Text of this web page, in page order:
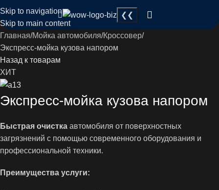
Skip to navigation
Skip to main content
Главная Мойка автомобиля Кроссовер
Экспресс-мойка кузова напором
Назад к товарам
ХИТ
Экспресс-мойка кузова напором
Быстрая очистка автомобиля от поверхностных
загрязнений с помощью современного оборудования и
профессиональной техники.
Преимущества услуги: